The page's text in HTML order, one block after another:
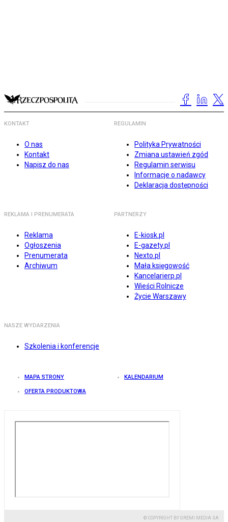
KONTAKT
O nas
Kontakt
Napisz do nas
REGULAMIN
Polityka Prywatności
Zmiana ustawień zgód
Regulamin serwisu
Informacje o nadawcy
Deklaracja dostępności
REKLAMA I PRENUMERATA
Reklama
Ogłoszenia
Prenumerata
Archiwum
PARTNERZY
E-kiosk.pl
E-gazety.pl
Nexto.pl
Mała księgowość
Kancelarierp.pl
Wieści Rolnicze
Życie Warszawy
NASZE WYDARZENIA
Szkolenia i konferencje
MAPA STRONY KALENDARIUM
OFERTA PRODUKTOWA
© COPYRIGHT BY GREMI MEDIA SA